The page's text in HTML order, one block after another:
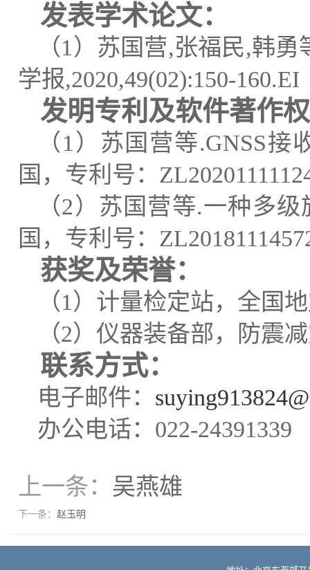
发表学术论文：
（1 ）苏国营,张福民,韩勇
学报,2020,49(02):150-160.EI
发明专利及软件著作
（ 1 ） 苏国营等.GNSS接
国 ，专利号 ：
（2 ） 苏国营等.一种多级
国 ，专利号 ： ZL
获奖及荣誉：
（1 ） 计量检定站， 全国
（2） 仪器装备部，防震
联系方式：
电子邮件：
办公电话： 022-24391339
上一条： 吴燕雄
下一条： 赵玉明